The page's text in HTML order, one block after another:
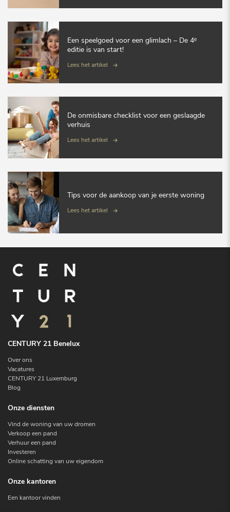
Een speelgoed voor een glimlach – De 4ᵉ
editie is van start!
Lees het artikel
De onmisbare checklist voor een geslaagde
verhuis
Lees het artikel
Tips voor de aankoop van je eerste woning
Lees het artikel
CENTURY 21 Benelux
Over ons
Vacatures
CENTURY 21 Luxemburg
Blog
Onze diensten
Vind de woning van uw dromen
Verkoop een pand
Verhuur een pand
Investeren
Online schatting van uw eigendom
Onze kantoren
Een kantoor vinden